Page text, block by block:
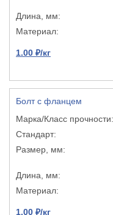
1.00 ₽/кг
Болт с фланцем
1.00 ₽/кг